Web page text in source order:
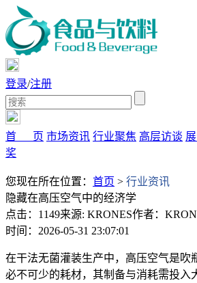
登录/注册
首 页 市场资讯 行业聚焦 高层访谈
奖
您现在所在位置： 首页 > 行业资讯
隐藏在高压空气中的经济学
点击：1149来源: KRONES作者：
时间：2026-05-31 23:07:01
在干法无菌灌装生产中，高压空气是吹
必不可少的耗材，其制备与消耗需投入